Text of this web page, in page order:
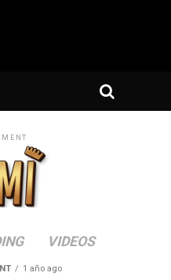
VIDEOS
1 año ago